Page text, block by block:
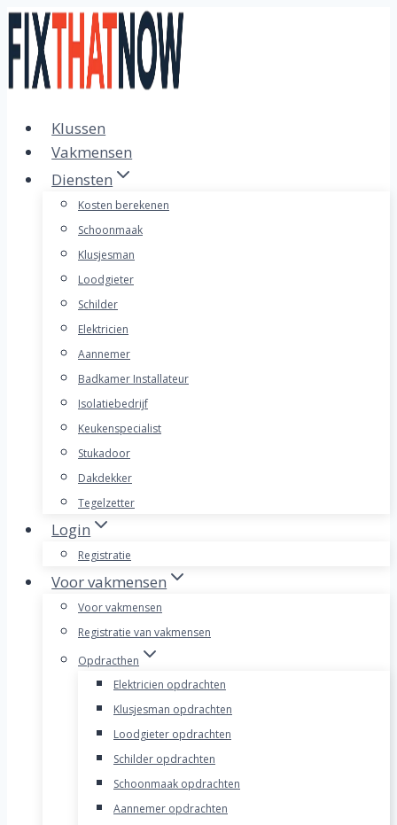
Doorgaan
naar
inhoud
Klussen
Vakmensen
Diensten
Kosten berekenen
Schoonmaak
Klusjesman
Loodgieter
Schilder
Elektricien
Aannemer
Badkamer Installateur
Isolatiebedrijf
Keukenspecialist
Stukadoor
Dakdekker
Tegelzetter
Login
Registratie
Voor vakmensen
Voor vakmensen
Registratie van vakmensen
Opdracthen
Elektricien opdrachten
Klusjesman opdrachten
Loodgieter opdrachten
Schilder opdrachten
Schoonmaak opdrachten
Aannemer opdrachten